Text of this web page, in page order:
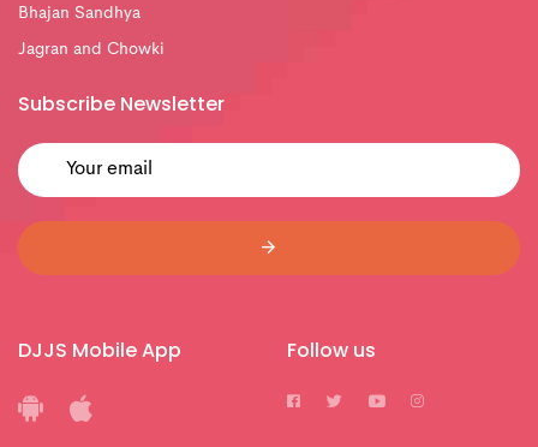
Bhajan Sandhya
Jagran and Chowki
Subscribe Newsletter
DJJS Mobile App Follow us